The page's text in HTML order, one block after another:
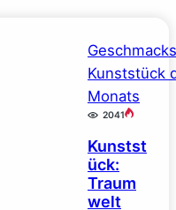
Kunststück
Monats
2041
Kunstst
ück:
Traum
welt